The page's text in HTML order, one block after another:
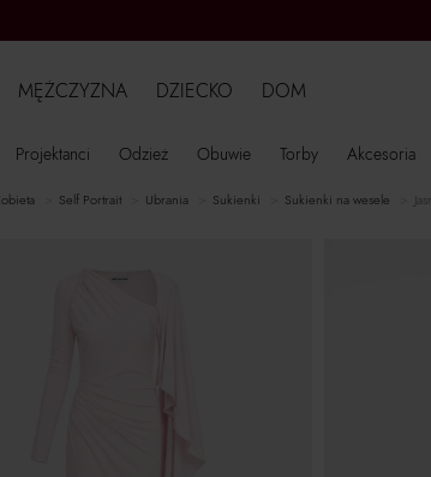
Projektanci Odzież Obuwie Torby Akcesoria
MĘŻCZYZNA DZIECKO DOM
kobieta Self Portrait ubrania sukienki sukienki na wesele